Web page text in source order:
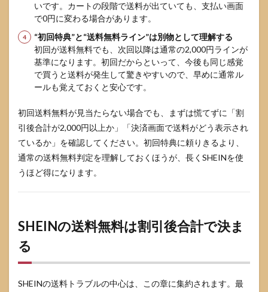
いです。カートの段階で送料が出ていても、支払い画面
で0円に変わる場合があります。
“初回特典”と“送料無料ライン”は別物として理解する
初回が送料無料でも、次回以降は通常の2,000円ラインが
基準になります。初回だからといって、今後も同じ感覚
で買うと送料が発生して驚きやすいので、早めに通常ル
ールも覚えておくと安心です。
初回送料無料が見当たらない場合でも、まずは慌てずに「割
引後合計が2,000円以上か」「決済画面で送料がどう表示され
ているか」を確認してください。初回特典に頼りきるより、
通常の送料無料判定を理解しておくほうが、長くSHEINを使
うほど得になります。
SHEINの送料無料は割引後合計で決ま
る
SHEINの送料トラブルの中心は、この章に集約されます。最